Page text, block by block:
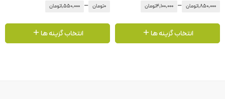
1,850,000تومان –
4,100,000تومان
انتخاب گزینه ها
0تومان –
1,550,000تومان
انتخاب گزینه ها